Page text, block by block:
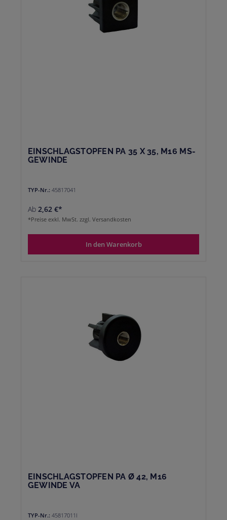
EINSCHLAGSTOPFEN PA 35 X 35, M16 MS-
GEWINDE
TYP-Nr.: 45817041
Ab 2,62 €*
*Preise exkl. MwSt. zzgl. Versandkosten
In den Warenkorb
EINSCHLAGSTOPFEN PA Ø 42, M16
GEWINDE VA
TYP-Nr.: 45817011I